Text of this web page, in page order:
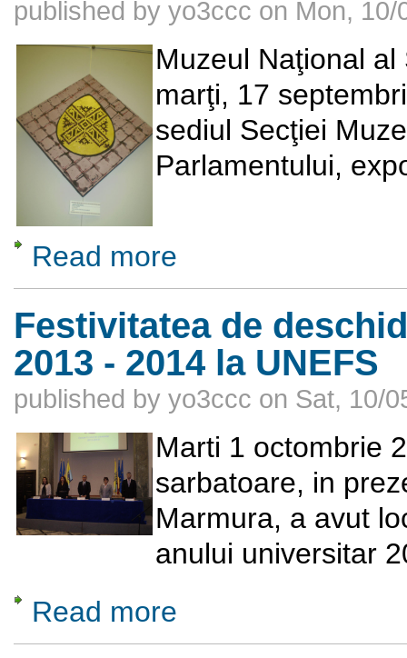
published by yo3ccc on Mon, 10/
Muzeul Naţional al
marţi, 17
sediul Secţiei
Parlamentului,
Read more
Festivitatea de
2013 - 2014 la UNEFS
published by yo3ccc on Sat, 10/
Marti 1 octombrie
sarbatoare, in
Marmura, a avut
anului universitar
Read more